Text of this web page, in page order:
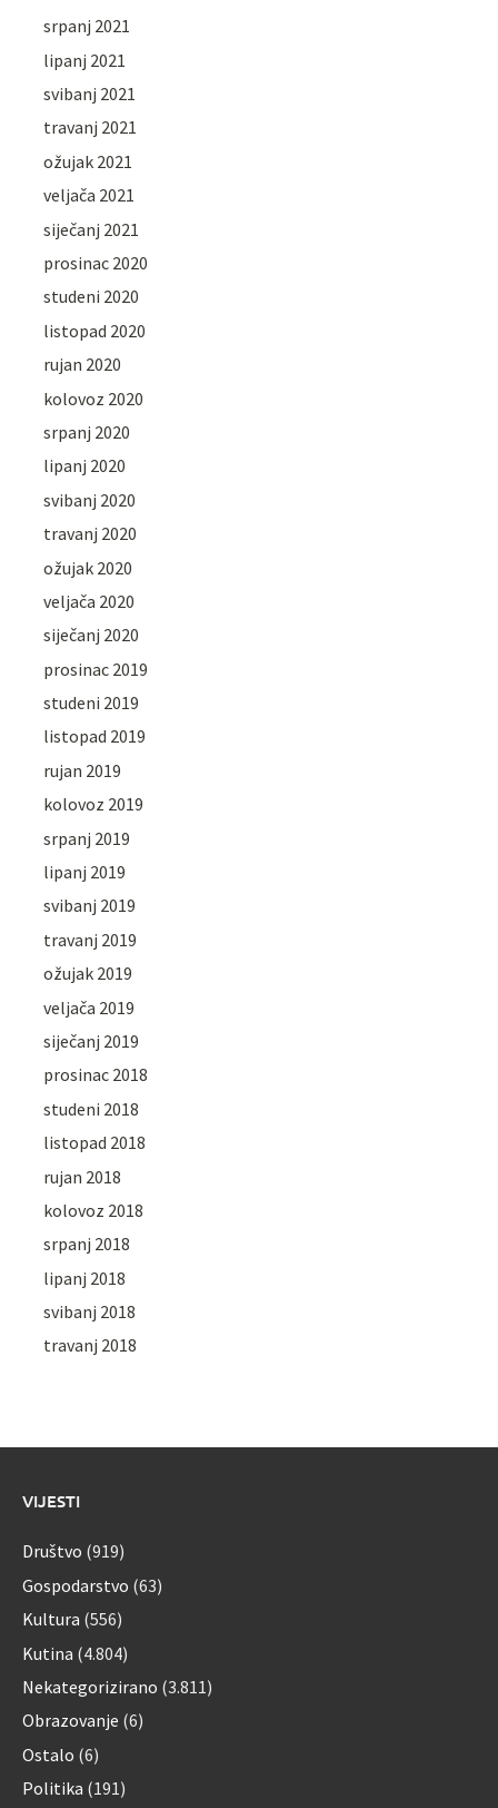
srpanj 2021
lipanj 2021
svibanj 2021
travanj 2021
ožujak 2021
veljača 2021
siječanj 2021
prosinac 2020
studeni 2020
listopad 2020
rujan 2020
kolovoz 2020
srpanj 2020
lipanj 2020
svibanj 2020
travanj 2020
ožujak 2020
veljača 2020
siječanj 2020
prosinac 2019
studeni 2019
listopad 2019
rujan 2019
kolovoz 2019
srpanj 2019
lipanj 2019
svibanj 2019
travanj 2019
ožujak 2019
veljača 2019
siječanj 2019
prosinac 2018
studeni 2018
listopad 2018
rujan 2018
kolovoz 2018
srpanj 2018
lipanj 2018
svibanj 2018
travanj 2018
VIJESTI
Društvo (919)
Gospodarstvo (63)
Kultura (556)
Kutina (4.804)
Nekategorizirano (3.811)
Obrazovanje (6)
Ostalo (6)
Politika (191)